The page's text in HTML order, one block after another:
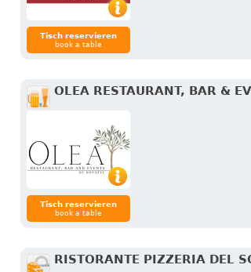
Tisch reservieren
book a table
OLEA RESTAURANT, BAR &
Tisch reservieren
book a table
RISTORANTE PIZZERIA DEL